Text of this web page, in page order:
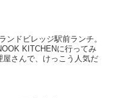
ンドビレッジ駅前ランチ。
KITCHENに行ってみ
さんで、けっこう人気だ